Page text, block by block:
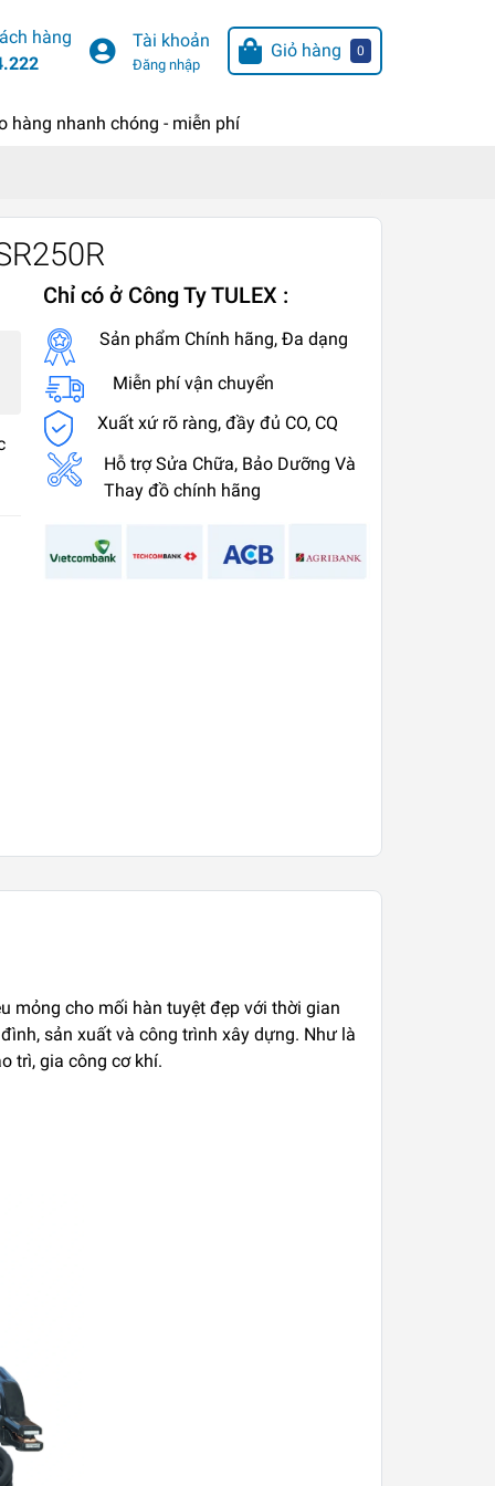
hàng
Tài khoản
Đăng nhập
Giỏ hàng 0
hàng nhanh chóng - miễn phí
Chỉ có ở Công Ty TULEX :
Sản phẩm Chính hãng, Đa dạng
Miễn phí vận chuyển
Xuất xứ rõ ràng, đầy đủ CO, CQ
Hỗ trợ Sửa Chữa, Bảo Dưỡng Và
Thay đồ chính hãng
mỏng cho mối hàn tuyệt đẹp với thời gian
sản xuất và công trình xây dựng. Như là
trì, gia công cơ khí.